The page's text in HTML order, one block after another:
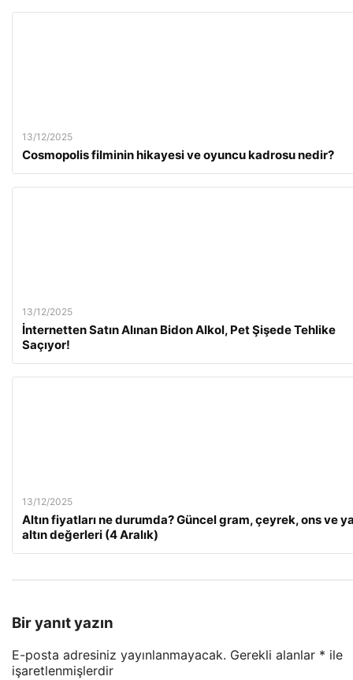
13/12/2025
Cosmopolis filminin hikayesi ve oyuncu kadrosu nedir?
13/12/2025
İnternetten Satın Alınan Bidon Alkol, Pet Şişede Tehlike
Saçıyor!
13/12/2025
Altın fiyatları ne durumda? Güncel gram, çeyrek, ons ve
altın değerleri (4 Aralık)
Bir yanıt yazın
E-posta adresiniz yayınlanmayacak. Gerekli alanlar * ile
işaretlenmişlerdir